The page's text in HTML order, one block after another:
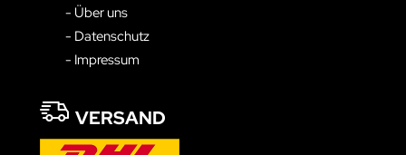
- Über uns
- Datenschutz
- Impressum
VERSAND